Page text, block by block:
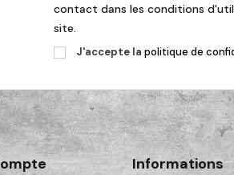
contact dans les conditions
site.
J'accepte la politique de
Informations